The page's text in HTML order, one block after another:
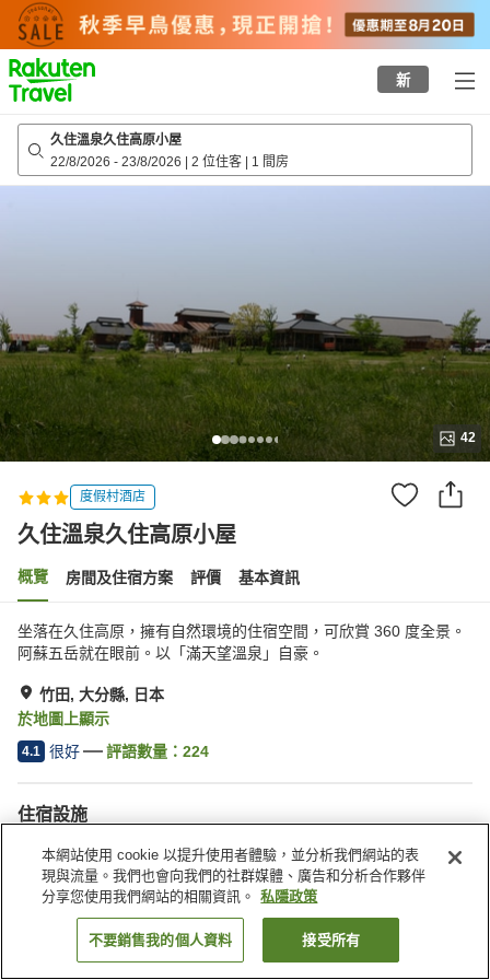
to
top
page
新
久住溫泉久住高原小屋
22/8/2026 - 23/8/2026 | 2 位住客 | 1 間房
42
度假村酒店
久住溫泉久住高原小屋
概覽 房間及住宿方案 評價 基本資訊
坐落在久住高原，擁有自然環境的住宿空間，可欣賞 360 度全景。
阿蘇五岳就在眼前。以「滿天望溫泉」自豪。
竹田, 大分縣, 日本
於地圖上顯示
4.1 很好 評語數量： 224
住宿設施
停車場
桑拿
水療/美容院
餐廳
找客房
本網站使用 cookie 以提升使用者體驗，並分析我們網站的表
現與流量。我們也會向我們的社群媒體、廣告和分析合作夥伴
分享您使用我們網站的相關資訊。
私隱政策
不要銷售我的個人資料 接受所有